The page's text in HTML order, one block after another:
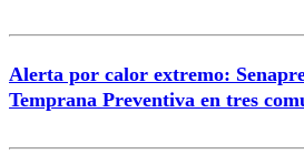
Alerta por calor extremo:
Temprana Preventiva en tres